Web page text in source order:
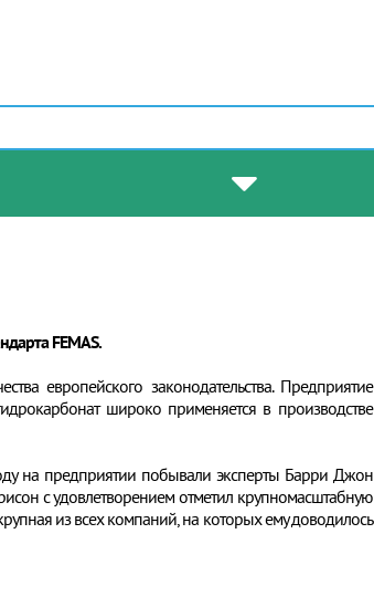
FEMAS.
европейского законодательства. Предприятие
широко применяется в производстве
на предприятии побывали эксперты Барри Джон
с удовлетворением отметил крупномасштабную
из всех компаний, на которых ему доводилось